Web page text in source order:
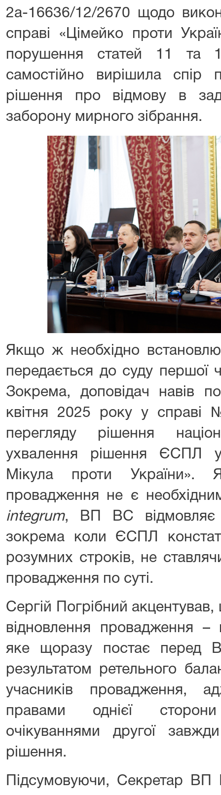
2а-16636/12/2670 щодо
справі «Цімейко проти
порушення статей 11 та
самостійно вирішила спір
рішення про відмову в
заборону мирного зібрання.
Якщо ж необхідно
передається до суду першої
Зокрема, доповідач навів
квітня 2025 року у
перегляду рішення
ухвалення рішення ЄСПЛ
Мікула проти України».
провадження не є
integrum, ВП ВС відмовляє
зокрема коли ЄСПЛ
розумних строків, не
провадження по суті.
Сергій Погрібний
відновлення провадження –
яке щоразу постає
результатом ретельного
учасників провадження,
правами однієї
очікуваннями другої
рішення.
Підсумовуючи, Секретар ВП